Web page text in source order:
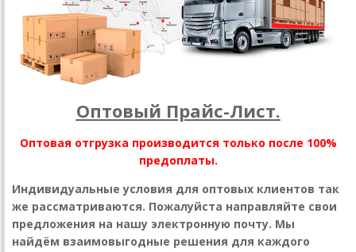
Оптовый Прайс-Лист.
Оптовая отгрузка производится только после 100%
предоплаты.
Индивидуальные условия для оптовых клиентов так
же рассматриваются. Пожалуйста направляйте свои
предложения на нашу электронную почту. Мы
найдём взаимовыгодные решения для каждого